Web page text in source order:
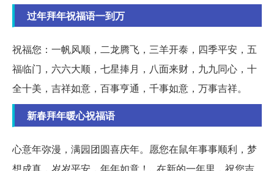
过年拜年祝福语一到万
祝福您：一帆风顺，二龙腾飞，三羊开泰，四季平安，五
福临门，六六大顺，七星捧月，八面来财，九九同心，十
全十美，吉祥如意，百事亨通，千事如意，万事吉祥。
新春拜年暖心祝福语
心意年弥漫，满园团圆喜庆年。愿您在鼠年事事顺利，梦